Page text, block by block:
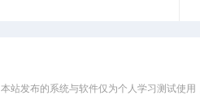
本站发布的系统与软件仅为个人学习测试使